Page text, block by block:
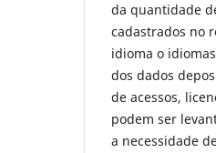
da quantidade
cadastrados no
idioma o
dos dados
de acessos,
podem ser
a necessidade